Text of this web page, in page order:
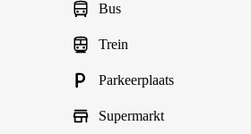
Bus
Trein
Parkeerplaats
Supermarkt